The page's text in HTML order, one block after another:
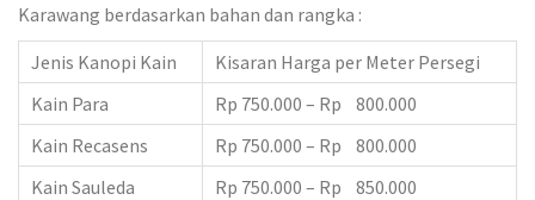
Karawang berdasarkan bahan dan rangka :
Jenis Kanopi Kain
Kisaran Harga per Meter Persegi
Kain Para
Rp 750.000 – Rp 800.000
Kain Recasens
Rp 750.000 – Rp 800.000
Kain Sauleda
Rp 750.000 – Rp 850.000